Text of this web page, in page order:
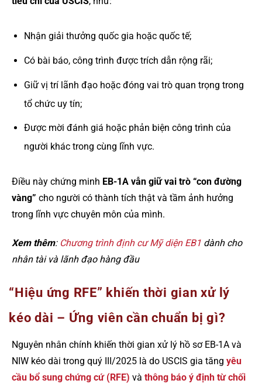
Nhận giải thưởng quốc gia hoặc quốc tế;
Có bài báo, công trình được trích dẫn rộng rãi;
Giữ vị trí lãnh đạo hoặc đóng vai trò quan trọng trong
tổ chức uy tín;
Được mời đánh giá hoặc phản biện công trình của
người khác trong cùng lĩnh vực.
Điều này chứng minh EB-1A vẫn giữ vai trò “con đường
vàng” cho người có thành tích thật và tầm ảnh hưởng
trong lĩnh vực chuyên môn của mình.
Xem thêm: Chương trình định cư Mỹ diện EB1 dành cho
nhân tài và lãnh đạo hàng đầu
“Hiệu ứng RFE” khiến thời gian xử lý
kéo dài – Ứng viên cần chuẩn bị gì?
Nguyên nhân chính khiến thời gian xử lý hồ sơ EB-1A và
NIW kéo dài trong quý III/2025 là do USCIS gia tăng yêu
cầu bổ sung chứng cứ (RFE) và thông báo ý định từ chối